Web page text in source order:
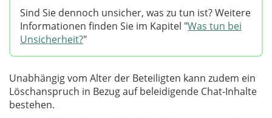
Sind Sie dennoch unsicher, was zu tun ist? Weitere
Informationen finden Sie im Kapitel "Was tun bei
Unsicherheit?"
Unabhängig vom Alter der Beteiligten kann zudem ein
Löschanspruch in Bezug auf beleidigende Chat‑Inhalte
bestehen.